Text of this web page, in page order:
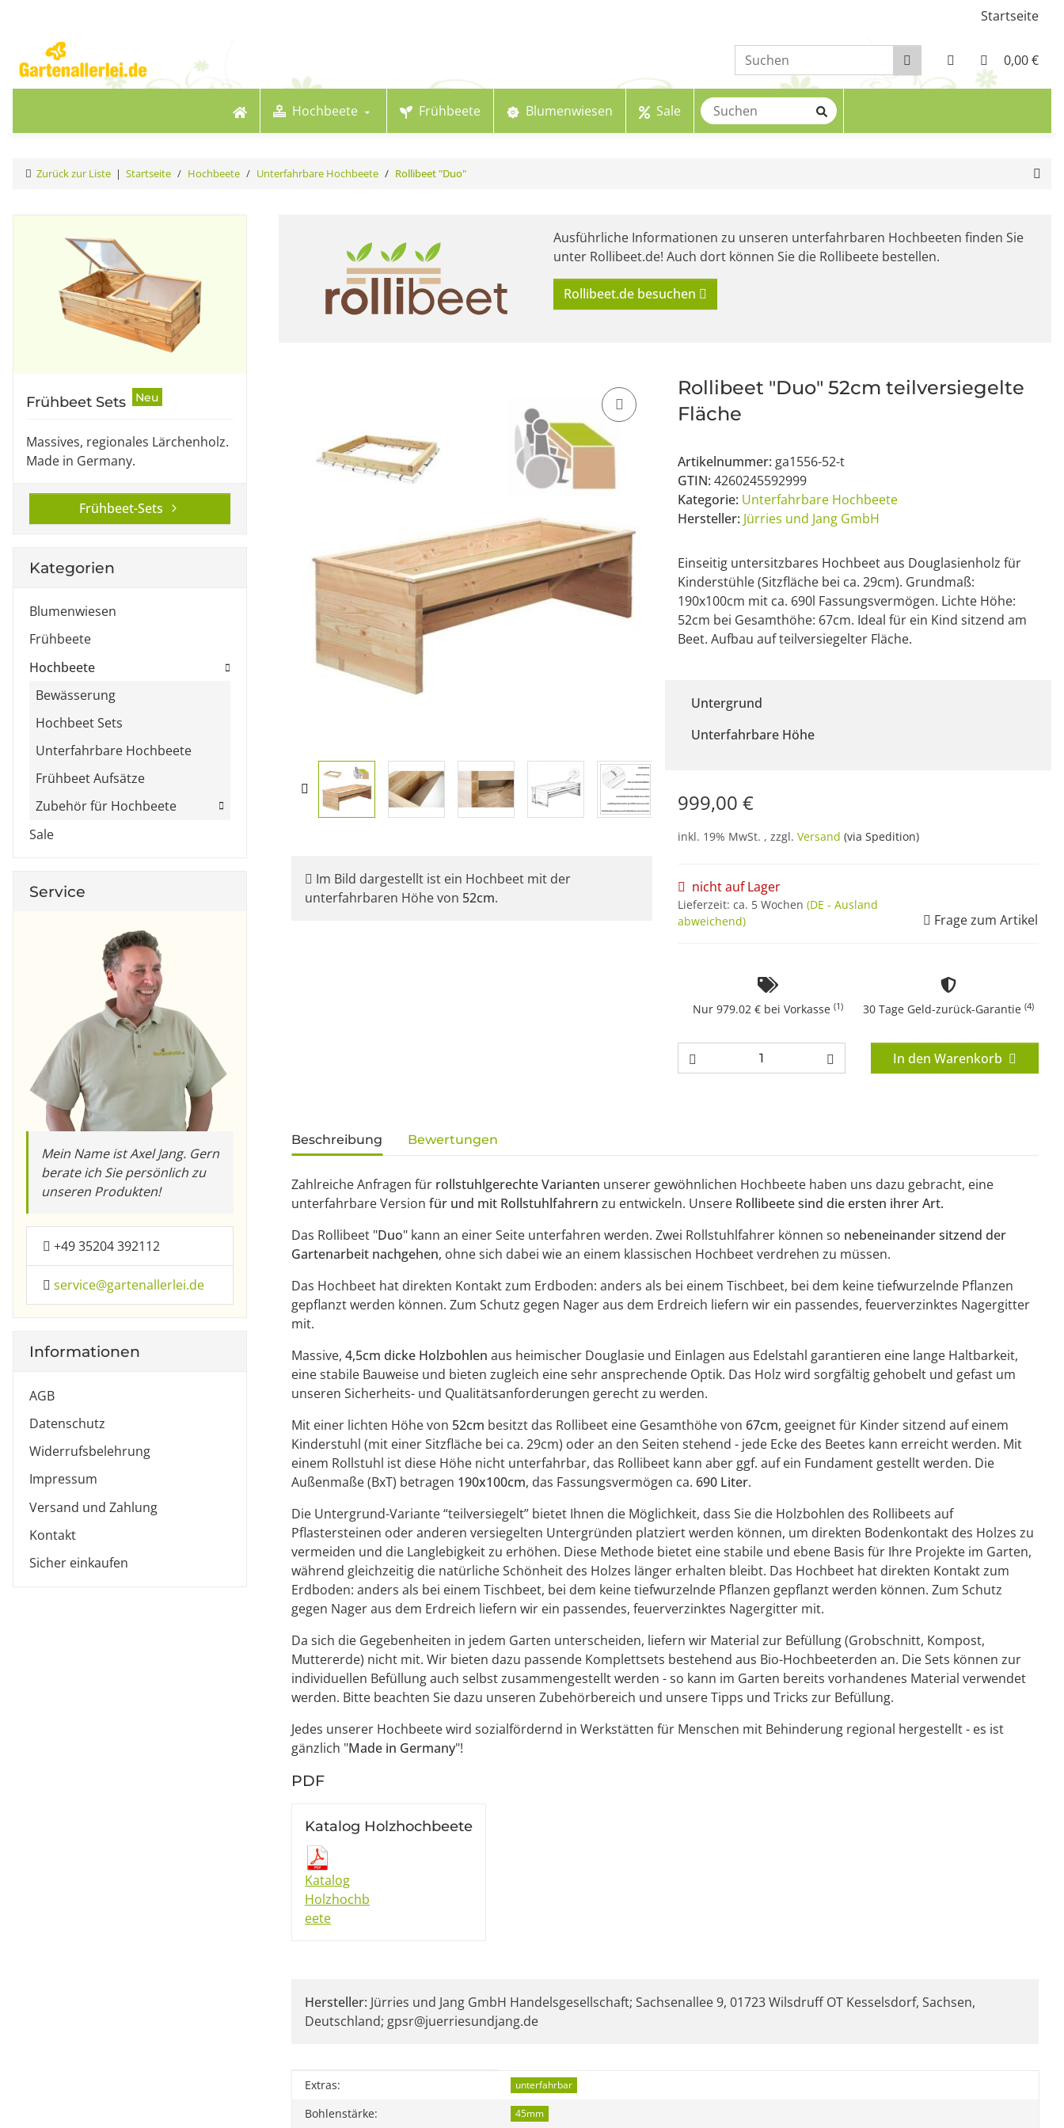
Startseite
0,00 €
Hochbeete Frühbeete Blumenwiesen Sale
Zurück zur Liste Startseite Hochbeete Unterfahrbare Hochbeete Rollibeet "Duo"
Ausführliche Informationen zu unseren unterfahrbaren Hochbeeten finden Sie
unter Rollibeet.de! Auch dort können Sie die Rollibeete bestellen.
Rollibeet.de besuchen
Im Bild dargestellt ist ein Hochbeet mit der
unterfahrbaren Höhe von 52cm.
Rollibeet "Duo" 52cm teilversiegelte
Fläche
Artikelnummer: ga1556-52-t
GTIN: 4260245592999
Kategorie: Unterfahrbare Hochbeete
Hersteller: Jürries und Jang GmbH
Einseitig untersitzbares Hochbeet aus Douglasienholz für
Kinderstühle (Sitzfläche bei ca. 29cm). Grundmaß:
190x100cm mit ca. 690l Fassungsvermögen. Lichte Höhe:
52cm bei Gesamthöhe: 67cm. Ideal für ein Kind sitzend am
Beet. Aufbau auf teilversiegelter Fläche.
Untergrund
Unterfahrbare Höhe
999,00 €
inkl. 19% MwSt. , zzgl. Versand (via Spedition)
nicht auf Lager
Lieferzeit: ca. 5 Wochen (DE - Ausland
abweichend)
Frage zum Artikel
Nur 979.02 € bei Vorkasse (1) 30 Tage Geld-zurück-Garantie (4)
In den Warenkorb
weitere Registerkarten anzeigen
Beschreibung Bewertungen
Zahlreiche Anfragen für rollstuhlgerechte Varianten unserer gewöhnlichen Hochbeete haben uns dazu gebracht, eine
unterfahrbare Version für und mit Rollstuhlfahrern zu entwickeln. Unsere Rollibeete sind die ersten ihrer Art.
Das Rollibeet "Duo" kann an einer Seite unterfahren werden. Zwei Rollstuhlfahrer können so nebeneinander sitzend der
Gartenarbeit nachgehen, ohne sich dabei wie an einem klassischen Hochbeet verdrehen zu müssen.
Das Hochbeet hat direkten Kontakt zum Erdboden: anders als bei einem Tischbeet, bei dem keine tiefwurzelnde Pflanzen
gepflanzt werden können. Zum Schutz gegen Nager aus dem Erdreich liefern wir ein passendes, feuerverzinktes Nagergitter
mit.
Massive, 4,5cm dicke Holzbohlen aus heimischer Douglasie und Einlagen aus Edelstahl garantieren eine lange Haltbarkeit,
eine stabile Bauweise und bieten zugleich eine sehr ansprechende Optik. Das Holz wird sorgfältig gehobelt und gefast um
unseren Sicherheits- und Qualitätsanforderungen gerecht zu werden.
Mit einer lichten Höhe von 52cm besitzt das Rollibeet eine Gesamthöhe von 67cm, geeignet für Kinder sitzend auf einem
Kinderstuhl (mit einer Sitzfläche bei ca. 29cm) oder an den Seiten stehend - jede Ecke des Beetes kann erreicht werden. Mit
einem Rollstuhl ist diese Höhe nicht unterfahrbar, das Rollibeet kann aber ggf. auf ein Fundament gestellt werden. Die
Außenmaße (BxT) betragen 190x100cm, das Fassungsvermögen ca. 690 Liter.
Die Untergrund-Variante “teilversiegelt” bietet Ihnen die Möglichkeit, dass Sie die Holzbohlen des Rollibeets auf
Pflastersteinen oder anderen versiegelten Untergründen platziert werden können, um direkten Bodenkontakt des Holzes zu
vermeiden und die Langlebigkeit zu erhöhen. Diese Methode bietet eine stabile und ebene Basis für Ihre Projekte im Garten,
während gleichzeitig die natürliche Schönheit des Holzes länger erhalten bleibt. Das Hochbeet hat direkten Kontakt zum
Erdboden: anders als bei einem Tischbeet, bei dem keine tiefwurzelnde Pflanzen gepflanzt werden können. Zum Schutz
gegen Nager aus dem Erdreich liefern wir ein passendes, feuerverzinktes Nagergitter mit.
Da sich die Gegebenheiten in jedem Garten unterscheiden, liefern wir Material zur Befüllung (Grobschnitt, Kompost,
Muttererde) nicht mit. Wir bieten dazu passende Komplettsets bestehend aus Bio-Hochbeeterden an. Die Sets können zur
individuellen Befüllung auch selbst zusammengestellt werden - so kann im Garten bereits vorhandenes Material verwendet
werden. Bitte beachten Sie dazu unseren Zubehörbereich und unsere Tipps und Tricks zur Befüllung.
Jedes unserer Hochbeete wird sozialfördernd in Werkstätten für Menschen mit Behinderung regional hergestellt - es ist
gänzlich "Made in Germany"!
PDF
Katalog Holzhochbeete
Katalog
Holzhochb
eete
Hersteller: Jürries und Jang GmbH Handelsgesellschaft; Sachsenallee 9, 01723 Wilsdruff OT Kesselsdorf, Sachsen,
Deutschland; gpsr@juerriesundjang.de
Produkteigenschaft
Wert
Extras: unterfahrbar
Bohlenstärke: 45mm
Frühbeet Sets Neu
Massives, regionales Lärchenholz.
Made in Germany.
Frühbeet-Sets
Kategorien
Blumenwiesen
Frühbeete
Hochbeete
Bewässerung
Hochbeet Sets
Unterfahrbare Hochbeete
Frühbeet Aufsätze
Zubehör für Hochbeete
Sale
Service
Mein Name ist Axel Jang. Gern
berate ich Sie persönlich zu
unseren Produkten!
+49 35204 392112
service@gartenallerlei.de
Informationen
AGB
Datenschutz
Widerrufsbelehrung
Impressum
Versand und Zahlung
Kontakt
Sicher einkaufen